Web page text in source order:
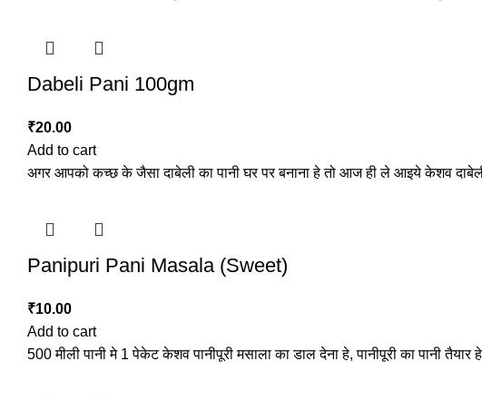
Dabeli Pani 100gm
₹20.00
Add to cart
अगर आपको कच्छ के जैसा दाबेली का पानी घर पर बनाना हे तो आज ही ले आइये केशव
Panipuri Pani Masala (Sweet)
₹10.00
Add to cart
500 मीली पानी मे 1 पेकेट केशव पानीपूरी मसाला का डाल देना हे, पानीपूरी का पानी